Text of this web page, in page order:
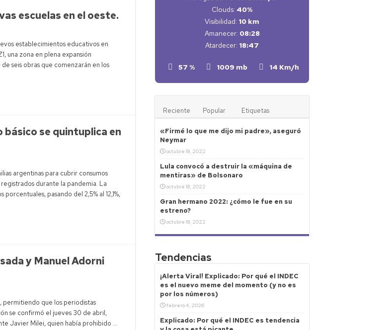
escuelas en el oeste.
establecimientos educativos en
una zona en plena expansión
seis obras que comenzarán en los
básico se quintuplica en
argentinas para cubrir consumos
durante la pandemia. La
pasando del 2,5% al 12,1%,
y Manuel Adorni
permitiendo que los periodistas
se confirmó el jueves 30 de abril,
Javier Milei, quien había prohibido …
57 % 1009 mb 14 Km/h
Clouds: 40%
Visibilidad: 10 km
Amanecer: 08:28
Atardecer: 18:47
Reciente Popular Etiquetas
«Firmé lo que me dijo mi padre», aseguró
Neymar
octubre 18, 2022
Lula convocó a destruir la «máquina de
mentiras» de Bolsonaro
octubre 18, 2022
Gran hermano 2022: ¿cómo le fue en su
estreno?
octubre 18, 2022
Tendencias
¡Alerta Viral! Explicado: Por qué el INDEC
es el nuevo meme del momento (y no es
por los números)
febrero 4, 2026
Explicado: Por qué el INDEC es tendencia